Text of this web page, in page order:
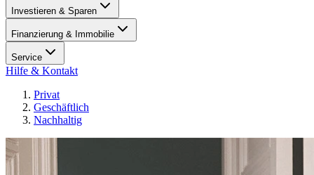
Investieren & Sparen
Finanzierung & Immobilie
Service
Hilfe & Kontakt
Privat
Geschäftlich
Nachhaltig